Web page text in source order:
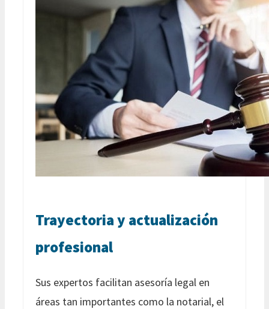
Trayectoria y actualización
profesional
Sus expertos facilitan asesoría legal en
áreas tan importantes como la notarial, el